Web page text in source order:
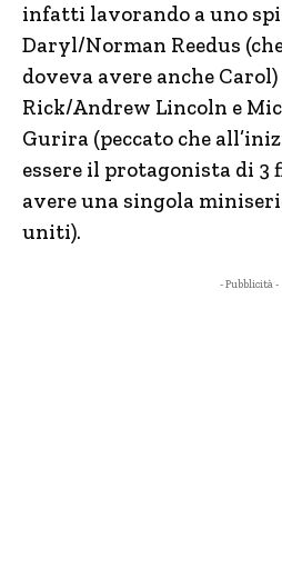
infatti lavorando a uno
Daryl/Norman Reedus
doveva avere anche
Rick/Andrew Lincoln e
Gurira (peccato che
essere il protagonista di 3
avere una singola
uniti).
- Pubblicità -